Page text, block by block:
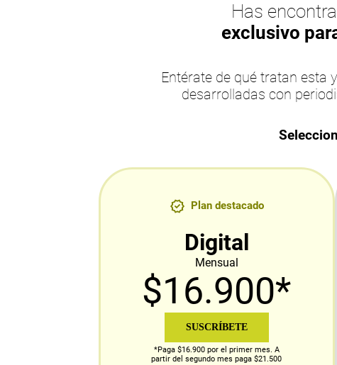
Has
exclusivo
Entérate de qué tratan esta
desarrolladas con
Plan destacado
Digital
Mensual
$16.900*
SUSCRÍBETE
*Paga $16.900 por el primer mes. A
partir del segundo mes paga $21.500